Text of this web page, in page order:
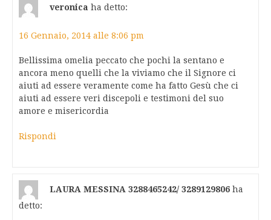
veronica ha detto:
16 Gennaio, 2014 alle 8:06 pm
Bellissima omelia peccato che pochi la sentano e
ancora meno quelli che la viviamo che il Signore ci
aiuti ad essere veramente come ha fatto Gesù che ci
aiuti ad essere veri discepoli e testimoni del suo
amore e misericordia
Rispondi
LAURA MESSINA 3288465242/ 3289129806 ha
detto: